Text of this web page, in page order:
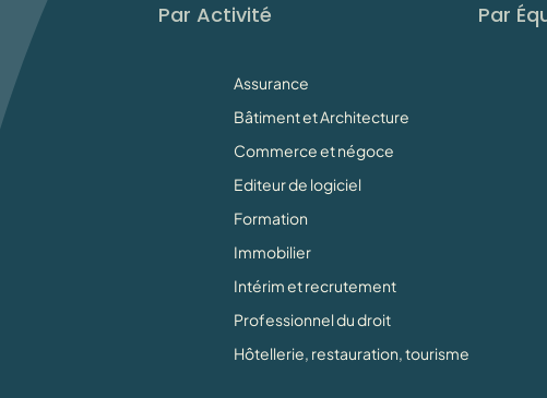
Par Activité
Assurance
Bâtiment et Architecture
Commerce et négoce
Editeur de logiciel
Formation
Immobilier
Intérim et recrutement
Professionnel du droit
Hôtellerie, restauration, tourisme
Par